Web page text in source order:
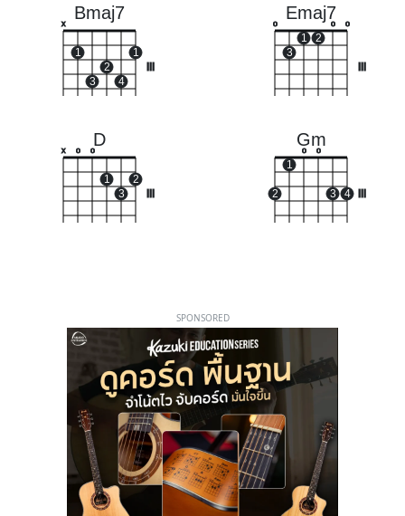
Bmaj7
x
1
3
2
4
1
Emaj7
o
3
1 2
o o
D
x o o
1
3
2
Gm
2
1
o o
3 4
SPONSORED